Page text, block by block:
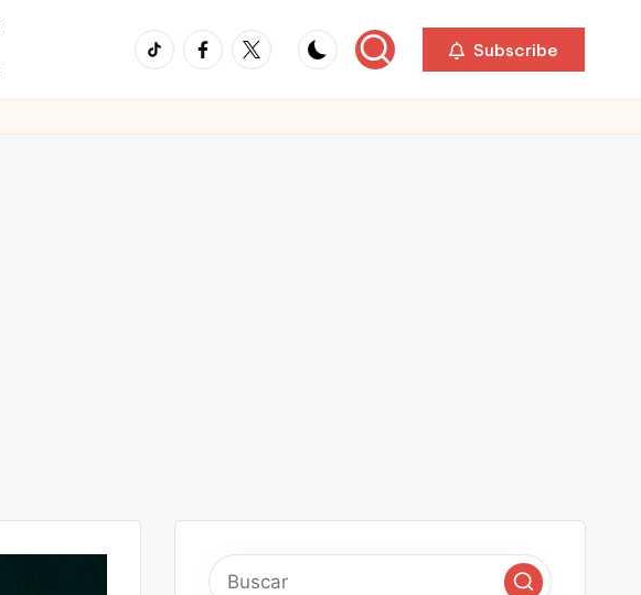
TikTokFacebook
Twitter Subscribe